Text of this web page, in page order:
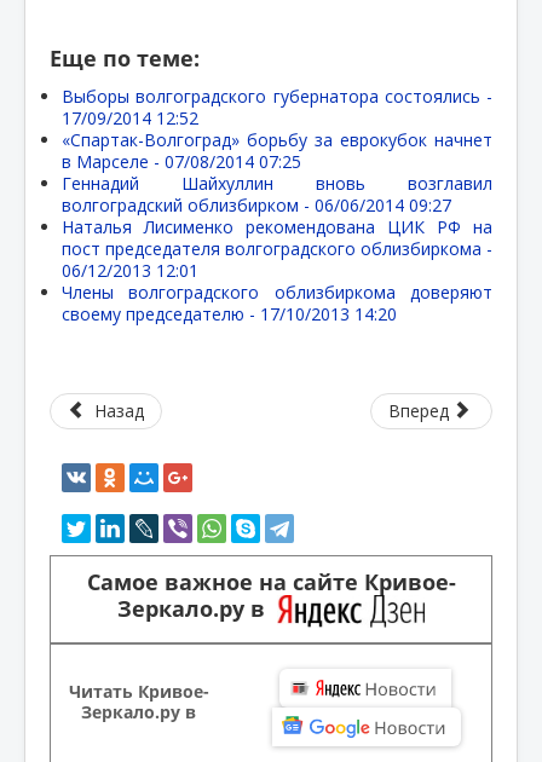
Еще по теме:
Выборы волгоградского губернатора состоялись -
17/09/2014 12:52
«Спартак-Волгоград» борьбу за еврокубок начнет
в Марселе - 07/08/2014 07:25
Геннадий Шайхуллин вновь возглавил
волгоградский облизбирком - 06/06/2014 09:27
Наталья Лисименко рекомендована ЦИК РФ на
пост председателя волгоградского облизбиркома -
06/12/2013 12:01
Члены волгоградского облизбиркома доверяют
своему председателю - 17/10/2013 14:20
Назад Вперед
Самое важное на сайте Кривое-
Зеркало.ру в
Читать Кривое-
Зеркало.ру в